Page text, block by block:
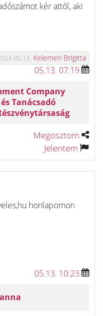
kér attól, aki
Kelemen Brigitta
05.13. 07:19
Company
Tanácsadó
Megosztom
Jelentem
honlapomon
05.13. 10:23